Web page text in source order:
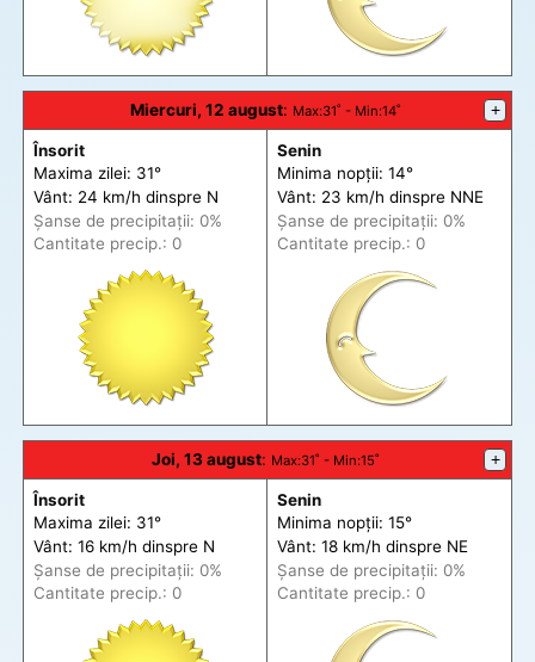
Miercuri, 12 august: Max:31˚ - Min:14˚ +
Însorit
Maxima zilei: 31°
Vânt: 24 km/h dinspre N
Șanse de precipitații: 0%
Cantitate precip.: 0
Senin
Minima nopții: 14°
Vânt: 23 km/h dinspre NNE
Șanse de precipitații: 0%
Cantitate precip.: 0
Joi, 13 august: Max:31˚ - Min:15˚ +
Însorit
Maxima zilei: 31°
Vânt: 16 km/h dinspre N
Șanse de precipitații: 0%
Cantitate precip.: 0
Senin
Minima nopții: 15°
Vânt: 18 km/h dinspre NE
Șanse de precipitații: 0%
Cantitate precip.: 0